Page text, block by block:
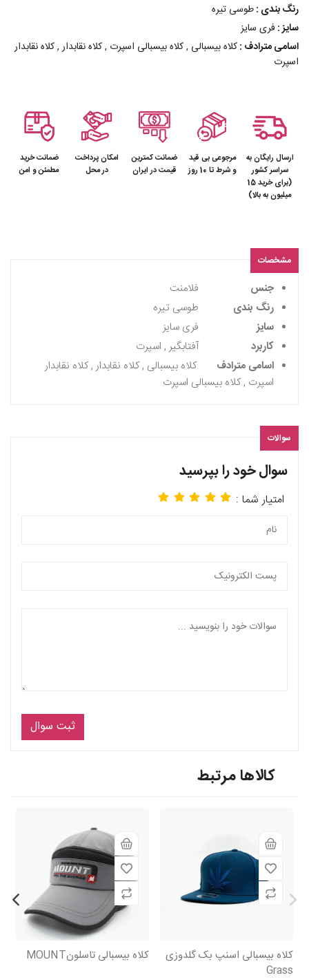
رنگ بندی :طوسی تیره
سایز : فری سایز
اسامی مترادف :کلاه بیسبالی , کلاه بیسبالی اسپرت , کلاه نقابدار , کلاه نقابدار
اسپرت
ارسال رایگان به
سراسر کشور
(برای خرید 15
میلیون به بالا)
مرجوعی بی قید
و شرط تا 10 روز
ضمانت کمترین
قیمت در ایران
امکان پرداخت
در محل
ضمانت خرید
مطمئن و امن
مشخصات
جنس
فلامنت
رنگ بندی
طوسی تیره
سایز
فری سایز
کاربرد
آفتابگیر , اسپرت
اسامی مترادف
کلاه بیسبالی , کلاه نقابدار , کلاه نقابدار
اسپرت , کلاه بیسبالی اسپرت
سوالات
سوال خود را بپرسید
امتیار شما :
ثبت سوال
کالاها مرتبط
کلاه بیسبالی اسنپ بک گلدوزی
Grass
کلاه بیسبالی تاسلونMOUNT